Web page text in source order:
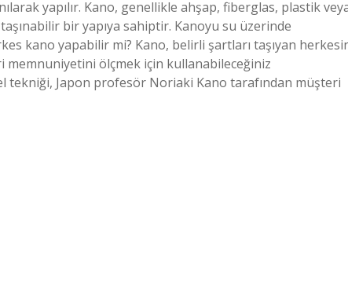
yapılır. Kano, genellikle ahşap, fiberglas, plastik
bir yapıya sahiptir. Kanoyu su üzerinde
kano yapabilir mi? Kano, belirli şartları taşıyan
ölçmek için kullanabileceğiniz
Japon profesör Noriaki Kano tarafından müşteri